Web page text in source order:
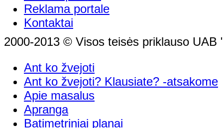
Reklama portale
Kontaktai
2000-2013 © Visos teisės priklauso UAB
Ant ko žvejoti
Ant ko žvejoti? Klausiate? -atsakome
Apie masalus
Apranga
Batimetriniai planai